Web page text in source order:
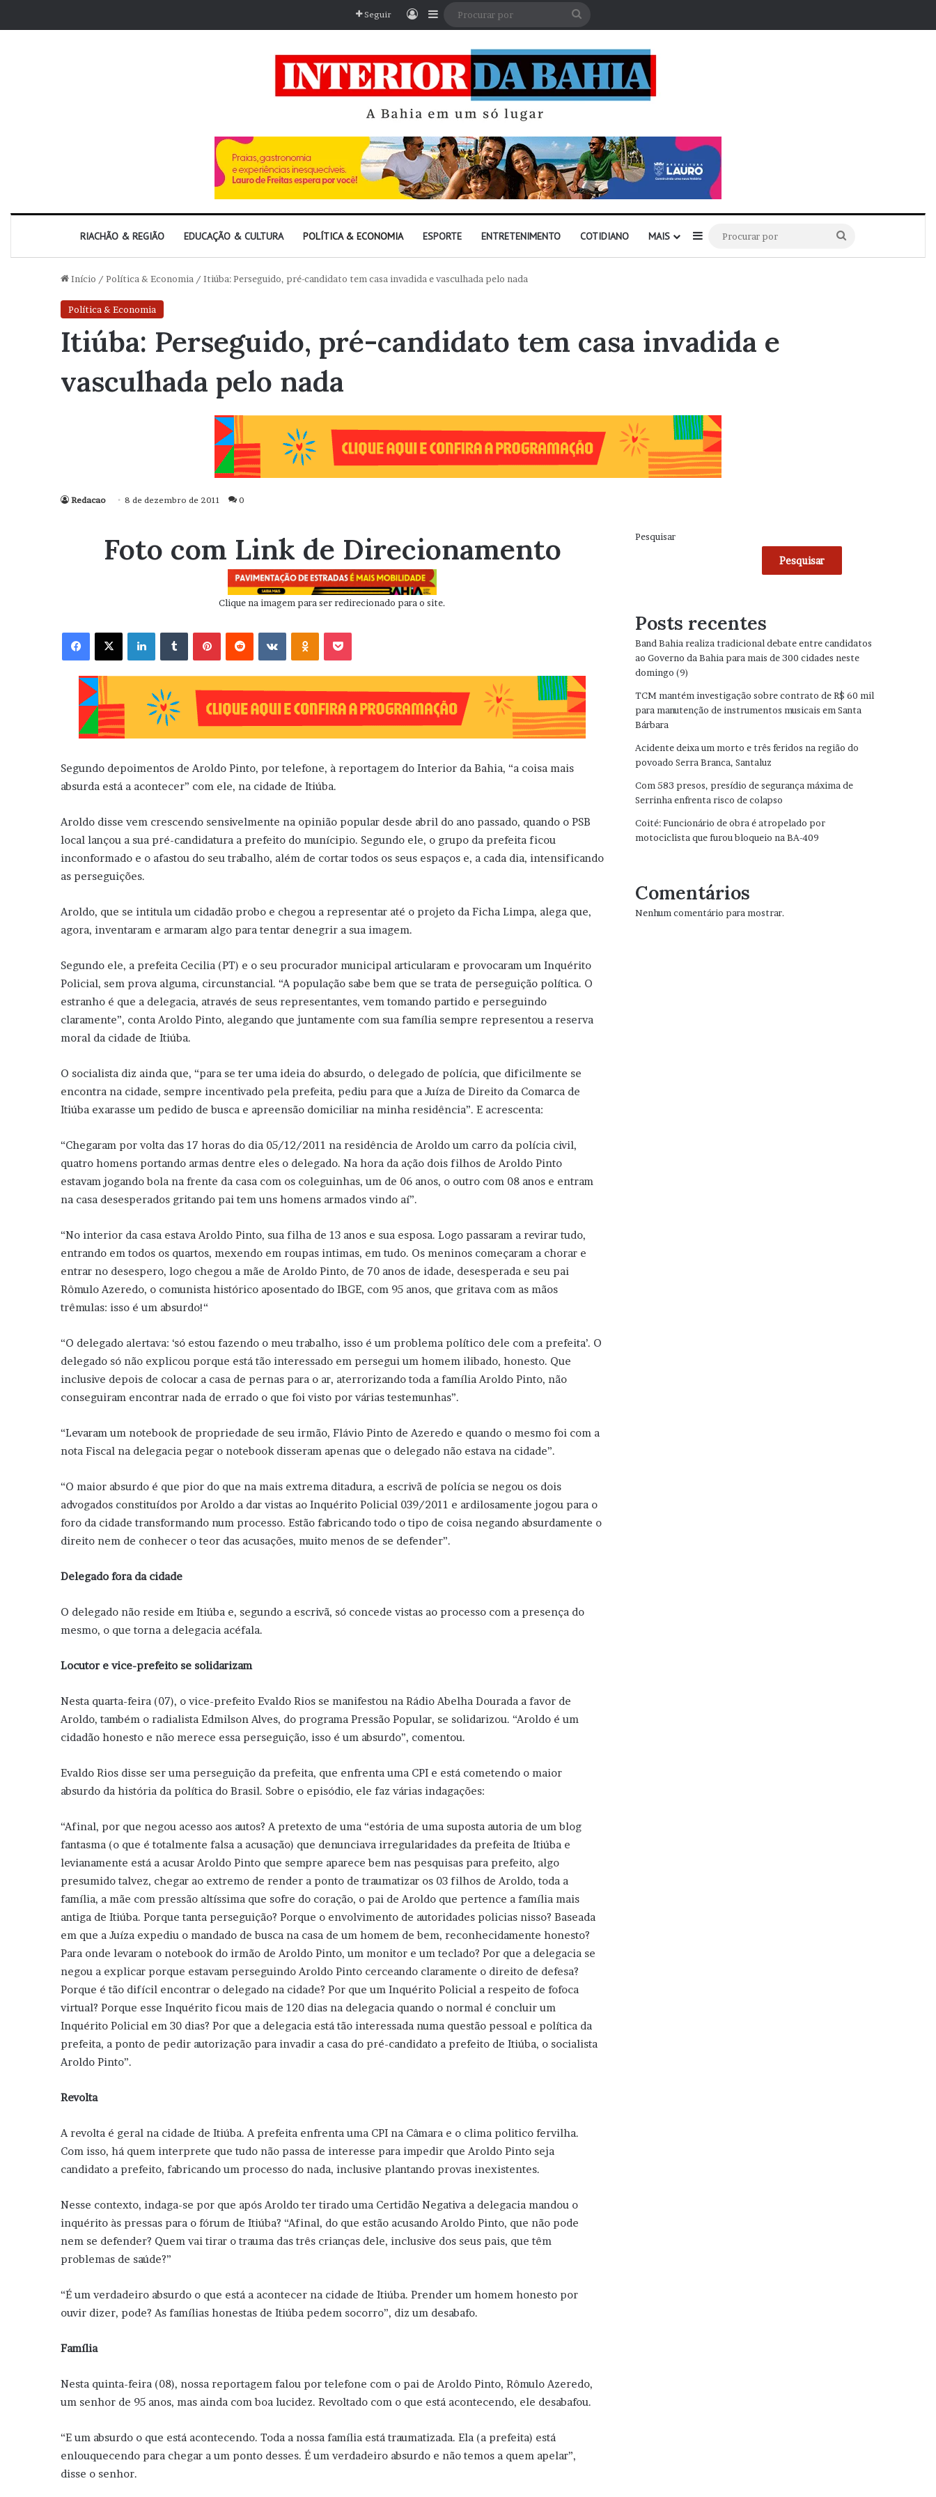
Seguir EntrarBarra Lateral
RIACHÃO & REGIÃO EDUCAÇÃO & CULTURA POLÍTICA & ECONOMIA ESPORTE ENTRETENIMENTO COTIDIANO MAIS Barra Lateral
por
Início / Política & Economia / Itiúba: Perseguido, pré-candidato tem casa invadida e vasculhada pelo nada
Política & Economia
Itiúba: Perseguido, pré-candidato tem casa invadida e
vasculhada pelo nada
Redacao 8 de dezembro de 2011 0
Foto com Link de Direcionamento
Clique na imagem para ser redirecionado para o site.
Facebook X Linkedin VK OK
Segundo depoimentos de Aroldo Pinto, por telefone, à reportagem do Interior da Bahia, “a coisa mais
absurda está a acontecer” com ele, na cidade de Itiúba.
Aroldo disse vem crescendo sensivelmente na opinião popular desde abril do ano passado, quando o PSB
local lançou a sua pré-candidatura a prefeito do munícipio. Segundo ele, o grupo da prefeita ficou
inconformado e o afastou do seu trabalho, além de cortar todos os seus espaços e, a cada dia, intensificando
as perseguições.
Aroldo, que se intitula um cidadão probo e chegou a representar até o projeto da Ficha Limpa, alega que,
agora, inventaram e armaram algo para tentar denegrir a sua imagem.
Segundo ele, a prefeita Cecilia (PT) e o seu procurador municipal articularam e provocaram um Inquérito
Policial, sem prova alguma, circunstancial. “A população sabe bem que se trata de perseguição política. O
estranho é que a delegacia, através de seus representantes, vem tomando partido e perseguindo
claramente”, conta Aroldo Pinto, alegando que juntamente com sua família sempre representou a reserva
moral da cidade de Itiúba.
O socialista diz ainda que, “para se ter uma ideia do absurdo, o delegado de polícia, que dificilmente se
encontra na cidade, sempre incentivado pela prefeita, pediu para que a Juíza de Direito da Comarca de
Itiúba exarasse um pedido de busca e apreensão domiciliar na minha residência”. E acrescenta:
“Chegaram por volta das 17 horas do dia 05/12/2011 na residência de Aroldo um carro da polícia civil,
quatro homens portando armas dentre eles o delegado. Na hora da ação dois filhos de Aroldo Pinto
estavam jogando bola na frente da casa com os coleguinhas, um de 06 anos, o outro com 08 anos e entram
na casa desesperados gritando pai tem uns homens armados vindo aí”.
“No interior da casa estava Aroldo Pinto, sua filha de 13 anos e sua esposa. Logo passaram a revirar tudo,
entrando em todos os quartos, mexendo em roupas intimas, em tudo. Os meninos começaram a chorar e
entrar no desespero, logo chegou a mãe de Aroldo Pinto, de 70 anos de idade, desesperada e seu pai
Rômulo Azeredo, o comunista histórico aposentado do IBGE, com 95 anos, que gritava com as mãos
trêmulas: isso é um absurdo!“
“O delegado alertava: ‘só estou fazendo o meu trabalho, isso é um problema político dele com a prefeita’. O
delegado só não explicou porque está tão interessado em persegui um homem ilibado, honesto. Que
inclusive depois de colocar a casa de pernas para o ar, aterrorizando toda a família Aroldo Pinto, não
conseguiram encontrar nada de errado o que foi visto por várias testemunhas”.
“Levaram um notebook de propriedade de seu irmão, Flávio Pinto de Azeredo e quando o mesmo foi com a
nota Fiscal na delegacia pegar o notebook disseram apenas que o delegado não estava na cidade”.
“O maior absurdo é que pior do que na mais extrema ditadura, a escrivã de polícia se negou os dois
advogados constituídos por Aroldo a dar vistas ao Inquérito Policial 039/2011 e ardilosamente jogou para o
foro da cidade transformando num processo. Estão fabricando todo o tipo de coisa negando absurdamente o
direito nem de conhecer o teor das acusações, muito menos de se defender”.
Delegado fora da cidade
O delegado não reside em Itiúba e, segundo a escrivã, só concede vistas ao processo com a presença do
mesmo, o que torna a delegacia acéfala.
Locutor e vice-prefeito se solidarizam
Nesta quarta-feira (07), o vice-prefeito Evaldo Rios se manifestou na Rádio Abelha Dourada a favor de
Aroldo, também o radialista Edmilson Alves, do programa Pressão Popular, se solidarizou. “Aroldo é um
cidadão honesto e não merece essa perseguição, isso é um absurdo”, comentou.
Evaldo Rios disse ser uma perseguição da prefeita, que enfrenta uma CPI e está cometendo o maior
absurdo da história da política do Brasil. Sobre o episódio, ele faz várias indagações:
“Afinal, por que negou acesso aos autos? A pretexto de uma “estória de uma suposta autoria de um blog
fantasma (o que é totalmente falsa a acusação) que denunciava irregularidades da prefeita de Itiúba e
levianamente está a acusar Aroldo Pinto que sempre aparece bem nas pesquisas para prefeito, algo
presumido talvez, chegar ao extremo de render a ponto de traumatizar os 03 filhos de Aroldo, toda a
família, a mãe com pressão altíssima que sofre do coração, o pai de Aroldo que pertence a família mais
antiga de Itiúba. Porque tanta perseguição? Porque o envolvimento de autoridades policias nisso? Baseada
em que a Juíza expediu o mandado de busca na casa de um homem de bem, reconhecidamente honesto?
Para onde levaram o notebook do irmão de Aroldo Pinto, um monitor e um teclado? Por que a delegacia se
negou a explicar porque estavam perseguindo Aroldo Pinto cerceando claramente o direito de defesa?
Porque é tão difícil encontrar o delegado na cidade? Por que um Inquérito Policial a respeito de fofoca
virtual? Porque esse Inquérito ficou mais de 120 dias na delegacia quando o normal é concluir um
Inquérito Policial em 30 dias? Por que a delegacia está tão interessada numa questão pessoal e política da
prefeita, a ponto de pedir autorização para invadir a casa do pré-candidato a prefeito de Itiúba, o socialista
Aroldo Pinto”.
Revolta
A revolta é geral na cidade de Itiúba. A prefeita enfrenta uma CPI na Câmara e o clima politico fervilha.
Com isso, há quem interprete que tudo não passa de interesse para impedir que Aroldo Pinto seja
candidato a prefeito, fabricando um processo do nada, inclusive plantando provas inexistentes.
Nesse contexto, indaga-se por que após Aroldo ter tirado uma Certidão Negativa a delegacia mandou o
inquérito às pressas para o fórum de Itiúba? “Afinal, do que estão acusando Aroldo Pinto, que não pode
nem se defender? Quem vai tirar o trauma das três crianças dele, inclusive dos seus pais, que têm
problemas de saúde?”
“É um verdadeiro absurdo o que está a acontecer na cidade de Itiúba. Prender um homem honesto por
ouvir dizer, pode? As famílias honestas de Itiúba pedem socorro”, diz um desabafo.
Família
Nesta quinta-feira (08), nossa reportagem falou por telefone com o pai de Aroldo Pinto, Rômulo Azeredo,
um senhor de 95 anos, mas ainda com boa lucidez. Revoltado com o que está acontecendo, ele desabafou.
“E um absurdo o que está acontecendo. Toda a nossa família está traumatizada. Ela (a prefeita) está
enlouquecendo para chegar a um ponto desses. É um verdadeiro absurdo e não temos a quem apelar”,
disse o senhor.
Pesquisar
Pesquisar
Posts recentes
Band Bahia realiza tradicional debate entre candidatos
ao Governo da Bahia para mais de 300 cidades neste
domingo (9)
TCM mantém investigação sobre contrato de R$ 60 mil
para manutenção de instrumentos musicais em Santa
Bárbara
Acidente deixa um morto e três feridos na região do
povoado Serra Branca, Santaluz
Com 583 presos, presídio de segurança máxima de
Serrinha enfrenta risco de colapso
Coité: Funcionário de obra é atropelado por
motociclista que furou bloqueio na BA-409
Comentários
Nenhum comentário para mostrar.